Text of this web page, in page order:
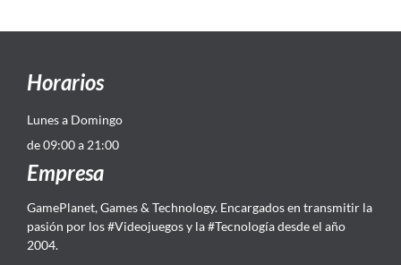
Horarios
Lunes a Domingo
de 09:00 a 21:00
Empresa
GamePlanet, Games & Technology. Encargados en transmitir la
pasión por los #Videojuegos y la #Tecnología desde el año
2004.